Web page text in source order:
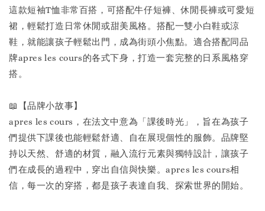
這款短袖T恤非常百搭，可搭配牛仔短褲、休閒長褲或可愛短
裙，輕鬆打造日常休閒或甜美風格。搭配一雙小白鞋或涼
鞋，就能讓孩子輕鬆出門，成為街頭小焦點。適合搭配同品
牌apres les cours的各式下身，打造一套完整的日系風格穿
搭。
📖【品牌小故事】
apres les cours，在法文中意為「課後時光」，旨在為孩子
們提供下課後也能輕鬆舒適、自在展現個性的服飾。品牌堅
持以天然、舒適的材質，融入流行元素與獨特設計，讓孩子
們在成長的過程中，穿出自信與快樂。apres les cours相
信，每一次的穿搭，都是孩子表達自我、探索世界的開始。